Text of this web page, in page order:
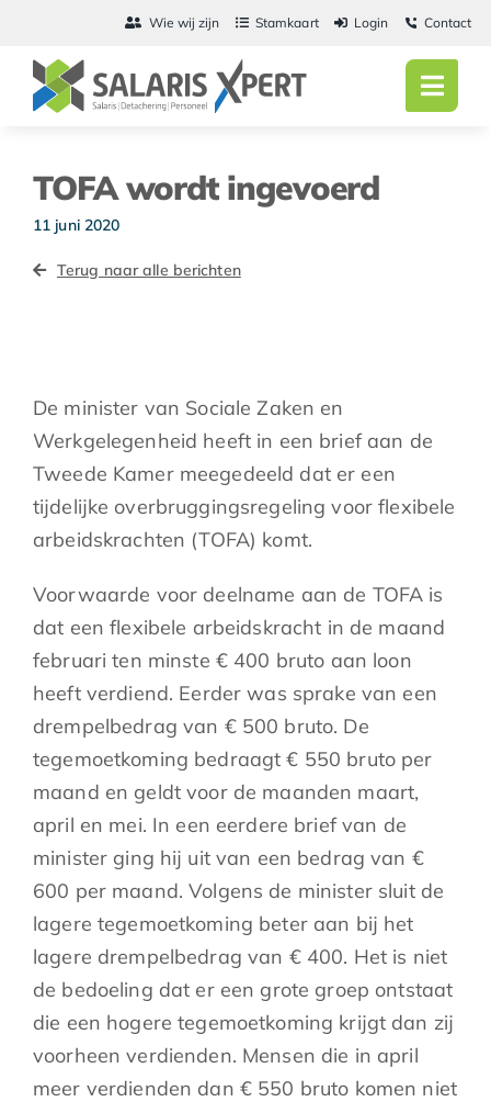
inhoud
Wie wij zijn Stamkaart Login Contact
Actueel
TOFA wordt ingevoerd
11 juni 2020
Terug naar alle berichten
De minister van Sociale Zaken en
Werkgelegenheid heeft in een brief aan de
Tweede Kamer meegedeeld dat er een
tijdelijke overbruggingsregeling voor flexibele
arbeidskrachten (TOFA) komt.
Voorwaarde voor deelname aan de TOFA is
dat een flexibele arbeidskracht in de maand
februari ten minste € 400 bruto aan loon
heeft verdiend. Eerder was sprake van een
drempelbedrag van € 500 bruto. De
tegemoetkoming bedraagt € 550 bruto per
maand en geldt voor de maanden maart,
april en mei. In een eerdere brief van de
minister ging hij uit van een bedrag van €
600 per maand. Volgens de minister sluit de
lagere tegemoetkoming beter aan bij het
lagere drempelbedrag van € 400. Het is niet
de bedoeling dat er een grote groep ontstaat
die een hogere tegemoetkoming krijgt dan zij
voorheen verdienden. Mensen die in april
meer verdienden dan € 550 bruto komen niet